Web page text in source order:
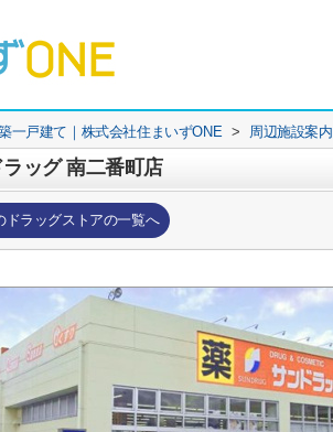
一戸建て｜株式会社住まいずONE > 周辺施設案内
ッグ 南二番町店
ドラッグストアの一覧へ